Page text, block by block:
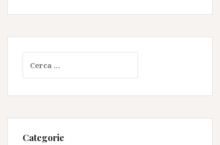
per:
Categorie